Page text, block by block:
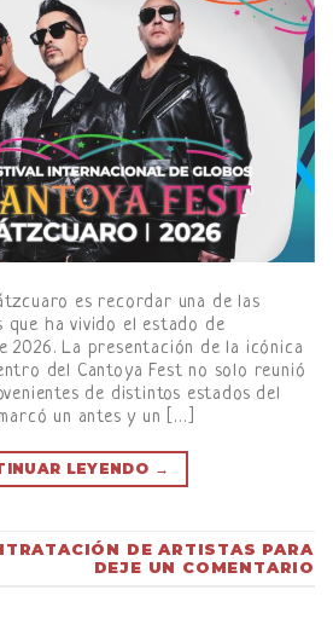
es recordar una de las
que ha vivido el estado de
2026. La presentación de la icónica
del Cantoya Fest no solo reunió
de distintos estados del
un antes y un […]
LEYENDO →
DE ARTISTAS PARA
DEJE UN COMENTARIO